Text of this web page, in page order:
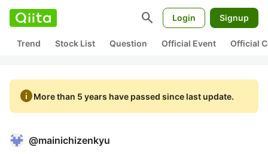
search Login Signup
Trend Stock List Question Official Event Official
infoMore than 5 years have passed since last update.
@mainichizenkyu